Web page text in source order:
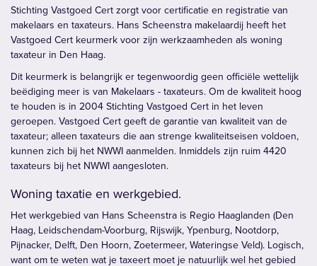
Stichting Vastgoed Cert zorgt voor certificatie en registratie van
makelaars en taxateurs. Hans Scheenstra makelaardij heeft het
Vastgoed Cert keurmerk voor zijn werkzaamheden als woning
taxateur in Den Haag.
Dit keurmerk is belangrijk er tegenwoordig geen officiële wettelijk
beëdiging meer is van Makelaars - taxateurs. Om de kwaliteit hoog
te houden is in 2004 Stichting Vastgoed Cert in het leven
geroepen. Vastgoed Cert geeft de garantie van kwaliteit van de
taxateur; alleen taxateurs die aan strenge kwaliteitseisen voldoen,
kunnen zich bij het NWWI aanmelden. Inmiddels zijn ruim 4420
taxateurs bij het NWWI aangesloten.
Woning taxatie en werkgebied.
Het werkgebied van Hans Scheenstra is Regio Haaglanden (Den
Haag, Leidschendam-Voorburg, Rijswijk, Ypenburg, Nootdorp,
Pijnacker, Delft, Den Hoorn, Zoetermeer, Wateringse Veld). Logisch,
want om te weten wat je taxeert moet je natuurlijk wel het gebied